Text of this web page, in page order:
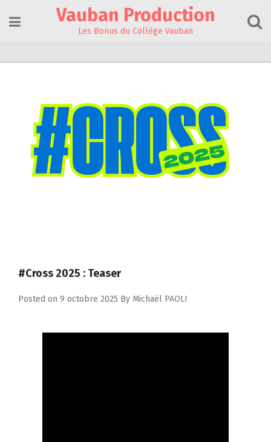
content
Vauban Production
Les Bonus du Collège Vauban
#Cross 2025 : Teaser
Posted on 9 octobre 2025 By Michaël PAOLI